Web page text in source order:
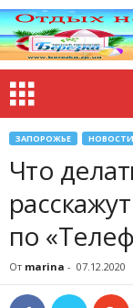
ЗАПОРОЖЬЕ НОВОСТИ
Что
по
От marina - 07.12.2020